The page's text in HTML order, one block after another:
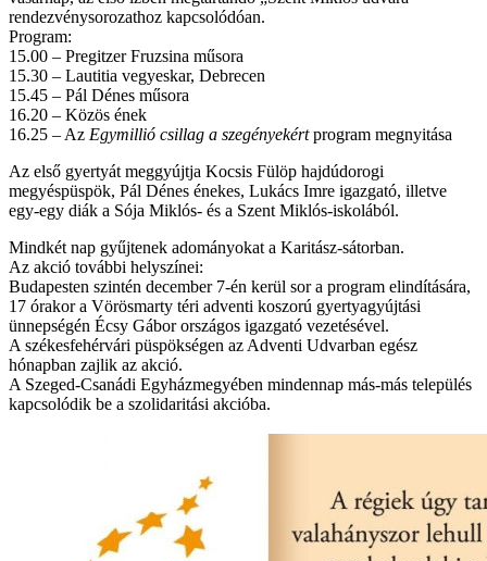
rendezvénysorozathoz kapcsolódóan.
Program:
15.00 – Pregitzer Fruzsina műsora
15.30 – Lautitia vegyeskar, Debrecen
15.45 – Pál Dénes műsora
16.20 – Közös ének
16.25 – Az Egymillió csillag a szegényekértprogram megnyitása
Az első gyertyát meggyújtja Kocsis Fülöp hajdúdorogi
megyéspüspök, Pál Dénes énekes, Lukács Imre igazgató, illetve
egy-egy diák a Sója Miklós- és a Szent Miklós-iskolából.
Mindkét nap gyűjtenek adományokat a Karitász-sátorban.
Az akció további helyszínei:
Budapesten szintén december 7-én kerül sor a program elindítására,
17 órakor a Vörösmarty téri adventi koszorú gyertyagyújtási
ünnepségén Écsy Gábor országos igazgató vezetésével.
A székesfehérvári püspökségen az Adventi Udvarban egész
hónapban zajlik az akció.
A Szeged-Csanádi Egyházmegyében mindennap más-más település
kapcsolódik be a szolidaritási akcióba.